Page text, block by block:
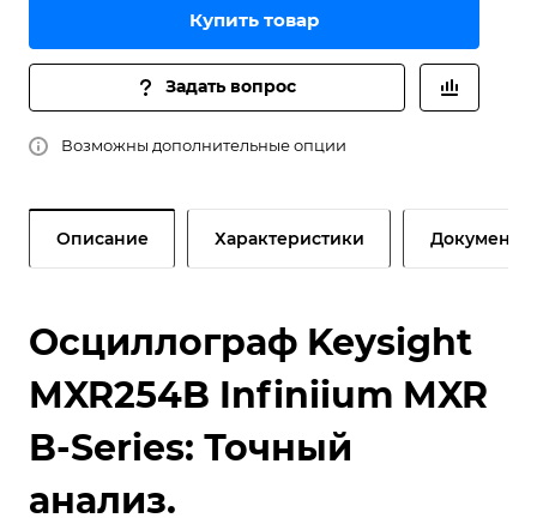
Купить товар
Задать вопрос
Возможны дополнительные опции
Описание Характеристики Документы
Осциллограф Keysight
MXR254B Infiniium MXR
B-Series: Точный
анализ.